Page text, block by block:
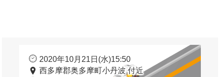
2020年10月21日(水)15:50
西多摩郡奥多摩町小丹波 付近